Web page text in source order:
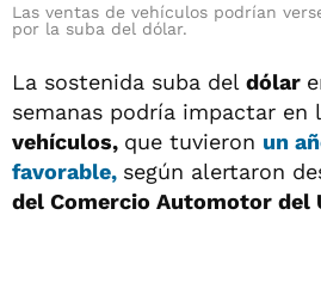
Las ventas de vehículos podrían
por la suba del dólar.
La sostenida suba del dólar
semanas podría impactar en
vehículos, que tuvieron un
favorable, según alertaron
del Comercio Automotor del